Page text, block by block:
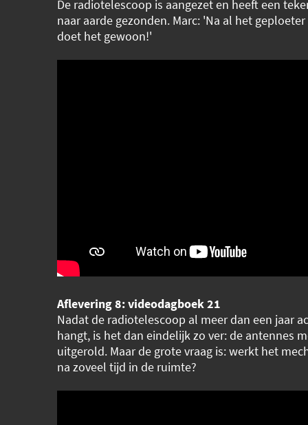
De radiotelescoop is aangezet en heeft een
naar aarde gezonden. Marc: 'Na al het
doet het gewoon!'
Aflevering 8: videodagboek 21
Nadat de radiotelescoop al meer dan een jaar
hangt, is het dan eindelijk zo ver: de antennes
uitgerold. Maar de grote vraag is: werkt het
na zoveel tijd in de ruimte?